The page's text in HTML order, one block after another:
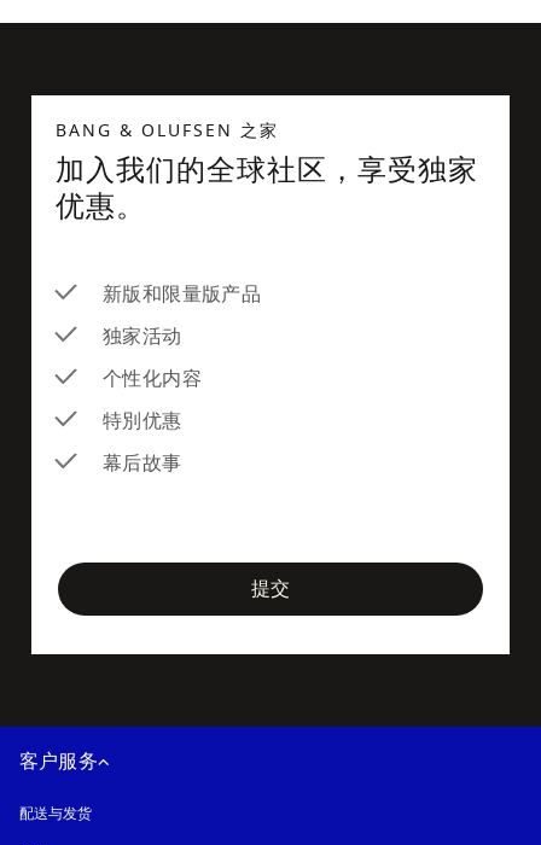
BANG & OLUFSEN 之家
加入我们的全球社区，享受独家
优惠。
新版和限量版产品
独家活动
个性化内容
特別优惠
幕后故事
提交
客户服务
配送与发货